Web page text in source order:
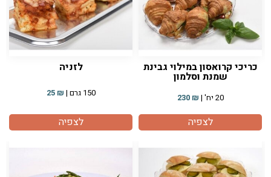
כריכי קרואסון במילוי גבינת
שמנת וסלמון
20 יח' | ₪
230
לצפיה
לזניה
150 גרם | ₪
25
לצפיה